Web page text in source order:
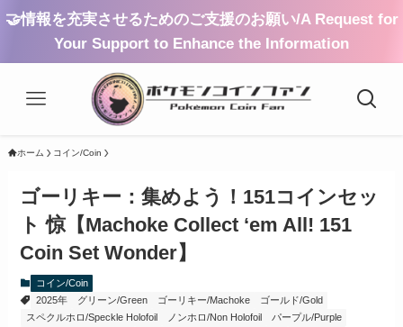
🤝情報を充実させるためのご支援のお願い/A Request for
Your Support to Enhance the Information
ホーム コイン/Coin
ゴーリキー：集めよう！151コインセッ
ト 惊【Machoke Collect ‘em All! 151
Coin Set Wonder】
コイン/Coin
2025年
グリーン/Green ゴーリキー/Machoke
ゴールド/Gold
スペクルホロ/Speckle Holofoil
ノンホロ/Non Holofoil
パープル/Purple